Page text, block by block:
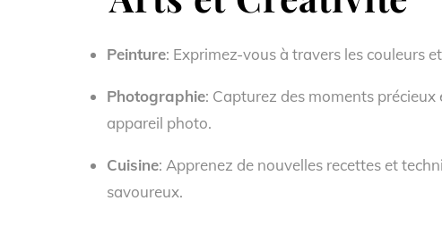
Peinture: Exprimez-vous à travers les couleurs
Photographie: Capturez des moments
appareil photo.
Cuisine: Apprenez de nouvelles recettes et
savoureux.